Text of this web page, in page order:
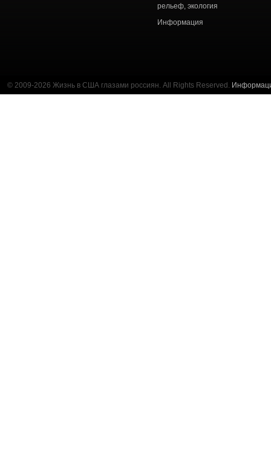
рельеф, экология
Информация
© 2009-2026 Жизнь в США глазами россиян. All Rights Reserved.